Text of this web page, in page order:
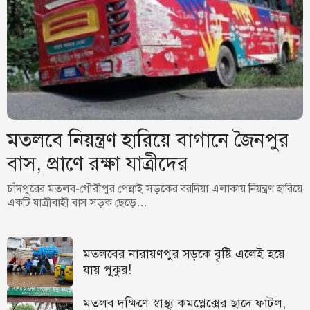
মতলবে নিয়ন্ত্রণ হারিয়ে বাগানে জৈনপুর
বাস, প্রাণে রক্ষা যাত্রীদের
চাঁদপুরের মতলব-গৌরীপুর পেন্নাই সড়কের বরদিয়া এলাকায় নিয়ন্ত্রণ হারিয়ে
একটি যাত্রীবাহী বাস সড়ক ছেড়ে…
মতলবের নারায়ণপুর সড়কে বৃষ্টি এলেই হয়ে
যায় পুকুর!
মতলব দক্ষিণে স্বাস্থ্য কমপ্লেক্সের ছাদে ফাটল,